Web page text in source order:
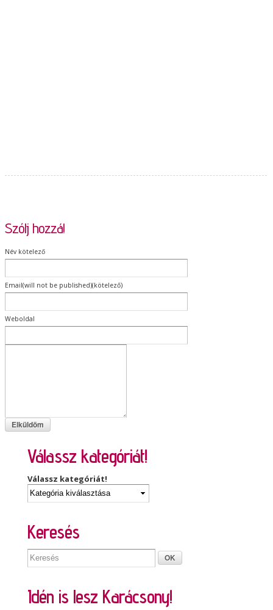
Szólj hozzá!
Név kötelező
Email(will not be published)(kötelező)
Weboldal
Válassz kategóriát!
Válassz kategóriát!
Keresés
Idén is lesz Karácsony!